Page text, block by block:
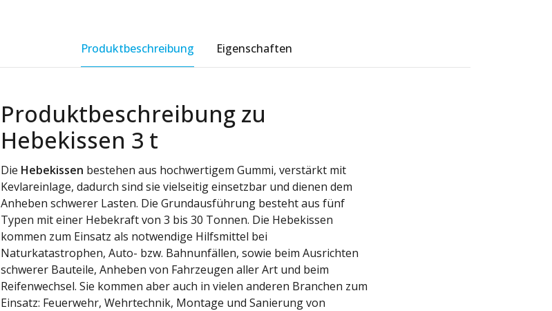
Produktbeschreibung Eigenschaften
Produktbeschreibung zu
Hebekissen 3 t
Die Hebekissen bestehen aus hochwertigem Gummi, verstärkt mit
Kevlareinlage, dadurch sind sie vielseitig einsetzbar und dienen dem
Anheben schwerer Lasten. Die Grundausführung besteht aus fünf
Typen mit einer Hebekraft von 3 bis 30 Tonnen. Die Hebekissen
kommen zum Einsatz als notwendige Hilfsmittel bei
Naturkatastrophen, Auto- bzw. Bahnunfällen, sowie beim Ausrichten
schwerer Bauteile, Anheben von Fahrzeugen aller Art und beim
Reifenwechsel. Sie kommen aber auch in vielen anderen Branchen zum
Einsatz: Feuerwehr, Wehrtechnik, Montage und Sanierung von